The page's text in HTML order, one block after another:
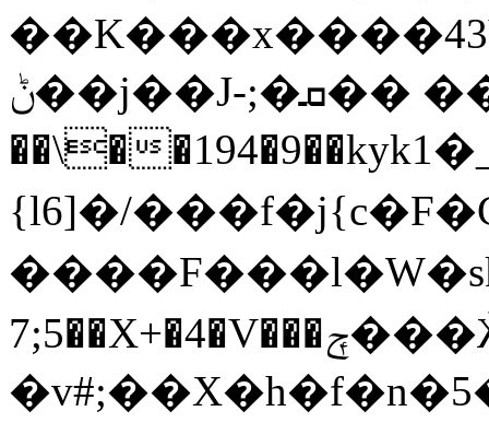
ݨ��j��J-;�ܩ�� ��b:o6�� �K���nc}
��\��194�9��kykݾ�4�2�_�1���\q~W���V\7ƶV����� 9���͍��
{l6]�/
7;5��X+�4�V���ݼ���Ӂ������ݱ�ҥ9���������~9�[[�qsY����^�5v�7֍�%G��&��Xb����nn}